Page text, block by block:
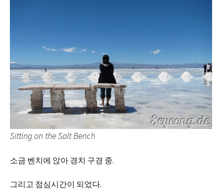
Sitting on the Salt Bench
소금 벤치에 앉아 경치 구경 중.
그리고 점심시간이 되었다.